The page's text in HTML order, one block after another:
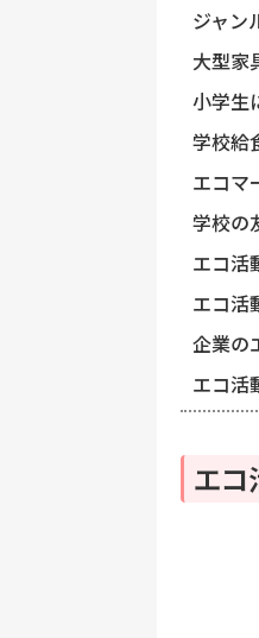
ジャン
大型家
小学生
学校給
エコマ
学校の
エコ活
エコ活
企業の
エコ活
エコ